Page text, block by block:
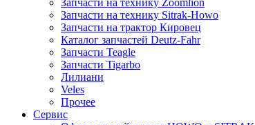
Запчасти на технику Zoomlion
Запчасти на технику Sitrak-Howo
Запчасти на трактор Кировец
Каталог запчастей Deutz-Fahr
Запчасти Teagle
Запчасти Tigarbo
Лилиани
Veles
Прочее
Сервис